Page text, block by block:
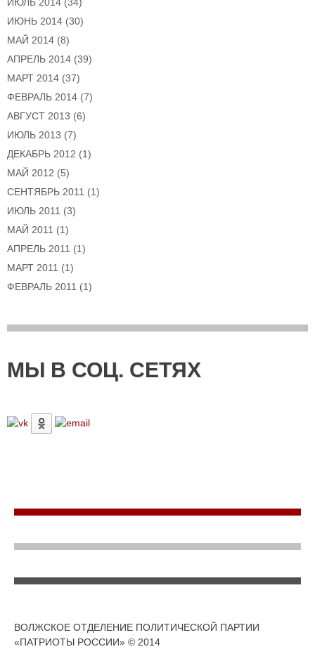
ИЮНЬ 2014 (30)
МАЙ 2014 (8)
АПРЕЛЬ 2014 (39)
МАРТ 2014 (37)
ФЕВРАЛЬ 2014 (7)
АВГУСТ 2013 (6)
ИЮЛЬ 2013 (7)
ДЕКАБРЬ 2012 (1)
МАЙ 2012 (5)
СЕНТЯБРЬ 2011 (1)
ИЮЛЬ 2011 (3)
МАЙ 2011 (1)
АПРЕЛЬ 2011 (1)
МАРТ 2011 (1)
ФЕВРАЛЬ 2011 (1)
МЫ В СОЦ. СЕТЯХ
ВОЛЖСКОЕ ОТДЕЛЕНИЕ ПОЛИТИЧЕСКОЙ ПАРТИИ
«ПАТРИОТЫ РОССИИ» © 2014